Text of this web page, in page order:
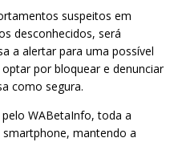
suspeitos em
desconhecidos, será
a alertar para uma possível
por bloquear e denunciar
como segura.
WABetaInfo, toda a
mantendo a